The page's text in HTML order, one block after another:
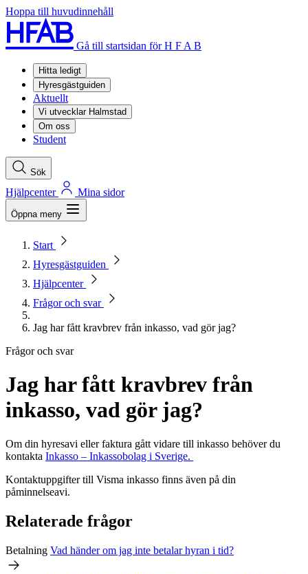
Hoppa till huvudinnehåll
Gå till startsidan för H F A B
Hitta ledigt
Hyresgästguiden
Aktuellt
Vi utvecklar Halmstad
Om oss
Student
Sök
Hjälpcenter Mina sidor
Öppna meny
Start
Hyresgästguiden
Hjälpcenter
Frågor och svar
Jag har fått kravbrev från inkasso, vad gör jag?
Frågor och svar
Jag har fått kravbrev från
inkasso, vad gör jag?
Om din hyresavi eller faktura gått vidare till inkasso behöver du
kontakta Inkasso – Inkassobolag i Sverige.
Kontaktuppgifter till Visma inkasso finns även på din
påminnelseavi.
Relaterade frågor
Betalning Vad händer om jag inte betalar hyran i tid?